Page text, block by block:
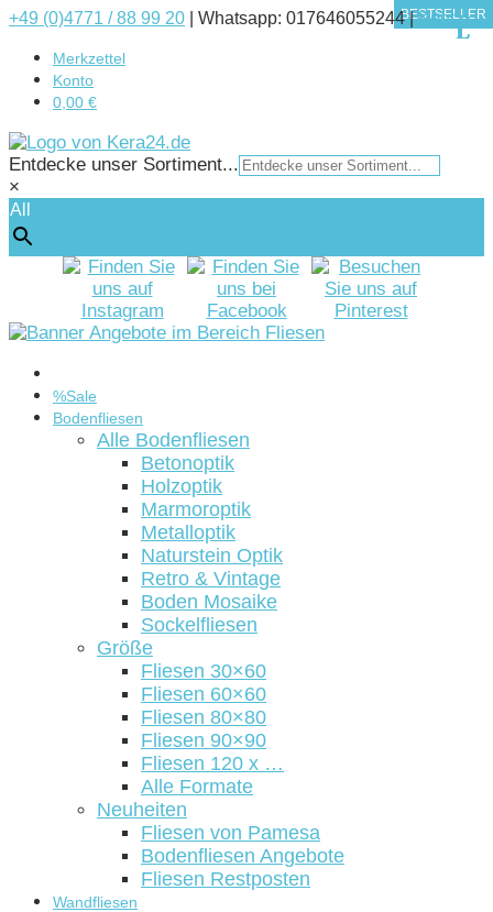
+49 (0)4771 / 88 99 20 Whatsapp: 017646055244 |Kontakt
Merkzettel
Konto
0,00 €
Entdecke unser Sortiment...
×
All
%Sale
Bodenfliesen
Alle Bodenfliesen
Betonoptik
Holzoptik
Marmoroptik
Metalloptik
Naturstein Optik
Retro & Vintage
Boden Mosaike
Sockelfliesen
Größe
Fliesen 30×60
Fliesen 60×60
Fliesen 80×80
Fliesen 90×90
Fliesen 120 x …
Alle Formate
Neuheiten
Fliesen von Pamesa
Bodenfliesen Angebote
Fliesen Restposten
Wandfliesen
BESTSELLER
BESTSELLER
BESTSELLER
BESTSELLER
BESTSELLER